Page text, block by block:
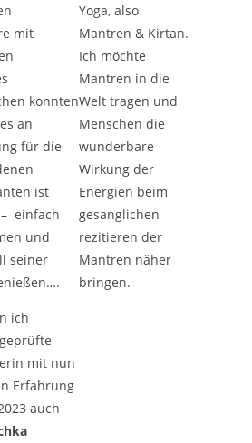
mit
konnten
an
für die
ist
einfach
und
seiner
ich
mit nun
Erfahrung
auch
Yoga, also
Mantren & Kirtan.
Ich möchte
Mantren in die
Welt tragen und
Menschen die
wunderbare
Wirkung der
Energien beim
gesanglichen
rezitieren der
Mantren näher
bringen.